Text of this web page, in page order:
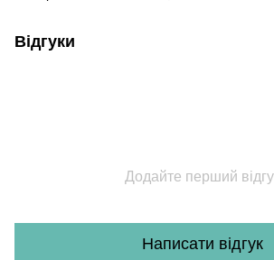
Відгуки
Додайте перший
Написати відгук